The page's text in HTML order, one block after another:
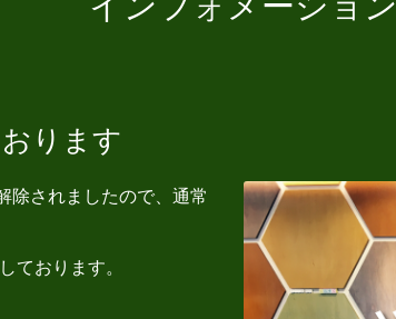
インフォメーション
ります
除されましたので、通常
ております。